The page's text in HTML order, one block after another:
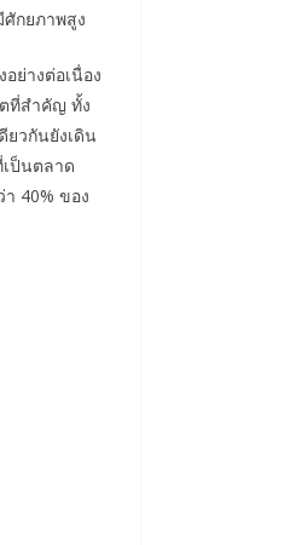
กยภาพสูง
ย่างต่อเนื่อง
ที่สำคัญ ทั้ง
ยวกันยังเดิน
ป็นตลาด
40% ของ